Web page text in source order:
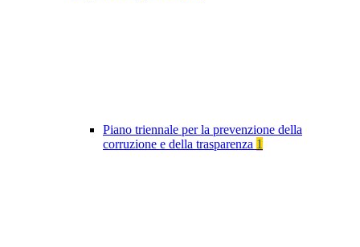
Piano triennale per la prevenzione della
corruzione e della trasparenza 1